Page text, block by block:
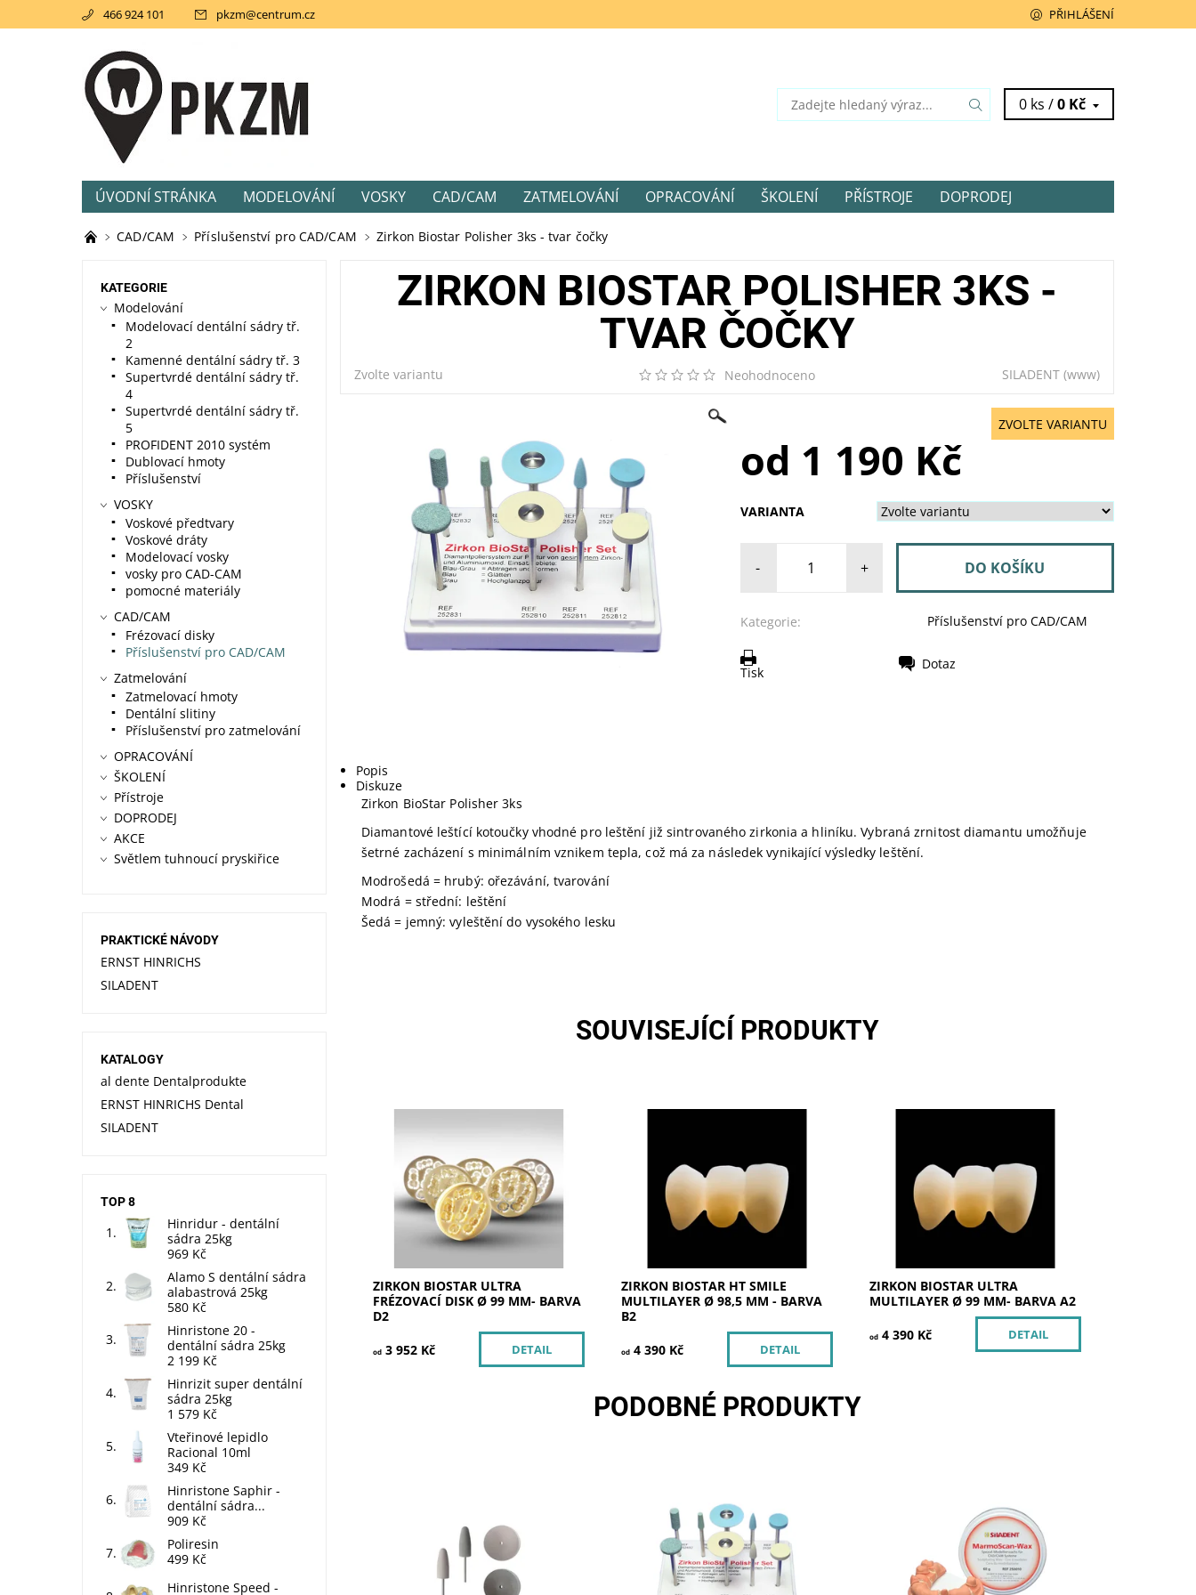
466 924 101 pkzm@centrum.cz PŘIHLÁŠENÍ
0 ks /0 Kč
ÚVODNÍ STRÁNKA MODELOVÁNÍ VOSKY CAD/CAM ZATMELOVÁNÍ OPRACOVÁNÍ ŠKOLENÍ PŘÍSTROJE
DOPRODEJ
AKCE
SVĚTLEM TUHNOUCÍ PRYSKIŘICE
CAD/CAM Příslušenství pro CAD/CAM Zirkon Biostar Polisher 3ks - tvar čočky
ZIRKON BIOSTAR POLISHER 3KS -
TVAR ČOČKY
Zvolte variantu Neohodnoceno SILADENT (www)
ZVOLTE VARIANTU
od 1 190 Kč
VARIANTA
- +
Kategorie: Příslušenství pro CAD/CAM
Tisk
Dotaz
Popis
Diskuze
Zirkon BioStar Polisher 3ks
Diamantové leštící kotoučky vhodné pro leštění již sintrovaného zirkonia a hliníku. Vybraná zrnitost diamantu umožňuje
šetrné zacházení s minimálním vznikem tepla, což má za následek vynikající výsledky leštění.
Modrošedá = hrubý: ořezávání, tvarování
Modrá = střední: leštění
Šedá = jemný: vyleštění do vysokého lesku
SOUVISEJÍCÍ PRODUKTY
dodavatele >5
252352
Značka:
SILADENT
ZIRKON BIOSTAR ULTRA
FRÉZOVACÍ DISK Ø 99 MM- BARVA
D2
od 3 952 Kč DETAIL
252204
Značka:
SILADENT
ZIRKON BIOSTAR HT SMILE
MULTILAYER Ø 98,5 MM - BARVA
B2
od 4 390 Kč DETAIL
252356
Značka:
SILADENT
ZIRKON BIOSTAR ULTRA
MULTILAYER Ø 99 MM- BARVA A2
od 4 390 Kč DETAIL
PODOBNÉ PRODUKTY
pro předleštění zirkonia před
vložením do sintrovací pece.
Dostupnost:
Skladem u
dodavatele >5
Dostupnost:
Skladem u
dodavatele >5
252812
Značka:
SILADENT
Skladem u
dodavatele
250010
SILADENT
KATEGORIE
Modelování
Modelovací dentální sádry tř.
2
Kamenné dentální sádry tř. 3
Supertvrdé dentální sádry tř.
4
Supertvrdé dentální sádry tř.
5
PROFIDENT 2010 systém
Dublovací hmoty
Příslušenství
VOSKY
Voskové předtvary
Voskové dráty
Modelovací vosky
vosky pro CAD-CAM
pomocné materiály
CAD/CAM
Frézovací disky
Příslušenství pro CAD/CAM
Zatmelování
Zatmelovací hmoty
Dentální slitiny
Příslušenství pro zatmelování
OPRACOVÁNÍ
ŠKOLENÍ
Přístroje
DOPRODEJ
AKCE
Světlem tuhnoucí pryskiřice
PRAKTICKÉ NÁVODY
ERNST HINRICHS
SILADENT
KATALOGY
al dente Dentalprodukte
ERNST HINRICHS Dental
SILADENT
TOP 8
Hinridur - dentální
sádra 25kg
969 Kč
Alamo S dentální sádra
alabastrová 25kg
580 Kč
Hinristone 20 -
dentální sádra 25kg
2 199 Kč
Hinrizit super dentální
sádra 25kg
1 579 Kč
Vteřinové lepidlo
Racional 10ml
349 Kč
Hinristone Saphir -
dentální sádra...
909 Kč
Poliresin
499 Kč
Hinristone Speed -